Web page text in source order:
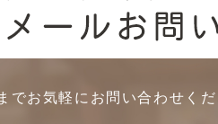
お気軽にお問い合わせくだ